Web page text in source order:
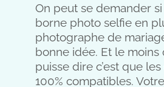
On peut se demander
borne photo selfie en
photographe de
bonne idée. Et le moins
puisse dire c’est que
100% compatibles.